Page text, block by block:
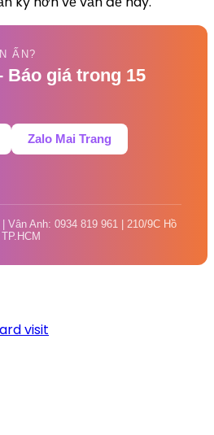
ẤN?
Báo giá trong 15
Zalo Mai Trang
Vân Anh: 0934 819 961 | 210/9C Hồ
visit